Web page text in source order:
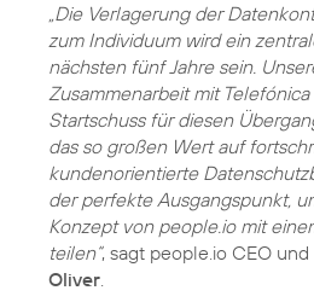
„Die Verlagerung der
zum Individuum wird ein
nächsten fünf Jahre sein.
Zusammenarbeit mit
Startschuss für diesen
das so großen Wert auf
kundenorientierte
der perfekte Ausgangspunkt,
Konzept von people.io mit
teilen“, sagt people.io CEO
Oliver.